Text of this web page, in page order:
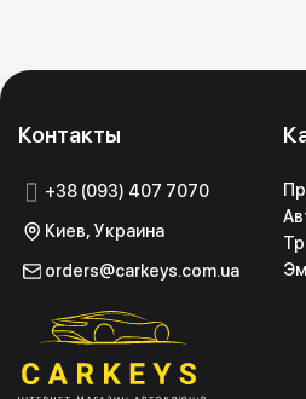
Контакты
+38 (093) 407 7070
Киев, Украина
orders@carkeys.com.ua